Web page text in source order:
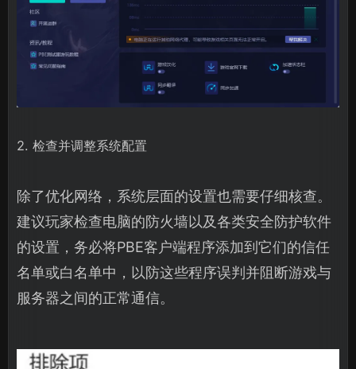
2. 检查并调整系统配置
除了优化网络，系统层面的设置也需要仔细核查。
建议玩家检查电脑的防火墙以及各类安全防护软件
的设置，务必将PBE客户端程序添加到它们的信任
名单或白名单中，以防这些程序误判并阻断游戏与
服务器之间的正常通信。